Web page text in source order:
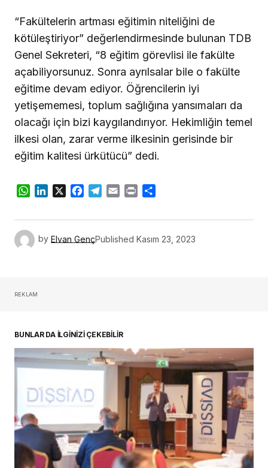
“Fakültelerin artması eğitimin niteliğini de
kötüleştiriyor” değerlendirmesinde bulunan TDB
Genel Sekreteri, “8 eğitim görevlisi ile fakülte
açabiliyorsunuz. Sonra ayrılsalar bile o fakülte
eğitime devam ediyor. Öğrencilerin iyi
yetişememesi, toplum sağlığına yansımaları da
olacağı için bizi kaygılandırıyor. Hekimliğin temel
ilkesi olan, zarar verme ilkesinin gerisinde bir
eğitim kalitesi ürkütücü” dedi.
WhatsApp
LinkedIn
X Facebook
Telegram
Email Print
by Elvan GençPublished Kasım 23, 2023
REKLAM
BUNLAR DA İLGİNİZİ ÇEKEBİLİR